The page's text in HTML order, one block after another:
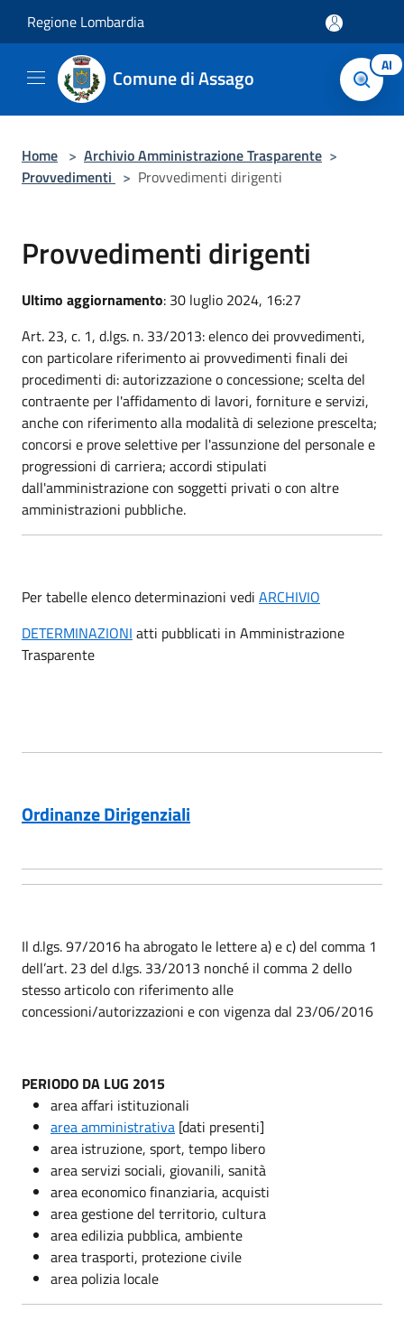
Regione Lombardia
Comune di Assago AI
Home > Archivio Amministrazione Trasparente >
Provvedimenti > Provvedimenti dirigenti
Provvedimenti dirigenti
Ultimo aggiornamento: 30 luglio 2024, 16:27
Art. 23, c. 1, d.lgs. n. 33/2013: elenco dei provvedimenti,
con particolare riferimento ai provvedimenti finali dei
procedimenti di: autorizzazione o concessione; scelta del
contraente per l'affidamento di lavori, forniture e servizi,
anche con riferimento alla modalità di selezione prescelta;
concorsi e prove selettive per l'assunzione del personale e
progressioni di carriera; accordi stipulati
dall'amministrazione con soggetti privati o con altre
amministrazioni pubbliche.
Per tabelle elenco determinazioni vedi ARCHIVIO
DETERMINAZIONI atti pubblicati in Amministrazione
Trasparente
Ordinanze Dirigenziali
Il d.lgs. 97/2016 ha abrogato le lettere a) e c) del comma 1
dell’art. 23 del d.lgs. 33/2013 nonché il comma 2 dello
stesso articolo con riferimento alle
concessioni/autorizzazioni e con vigenza dal 23/06/2016
PERIODO DA LUG 2015
area affari istituzionali
area amministrativa [dati presenti]
area istruzione, sport, tempo libero
area servizi sociali, giovanili, sanità
area economico finanziaria, acquisti
area gestione del territorio, cultura
area edilizia pubblica, ambiente
area trasporti, protezione civile
area polizia locale